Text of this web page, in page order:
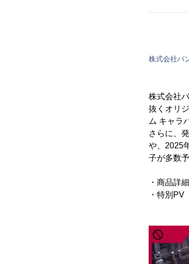
株式会社バ
株式会社
抜くオリ
ム キャラ
さらに、
や、2025
子が多数
・商品詳
・特